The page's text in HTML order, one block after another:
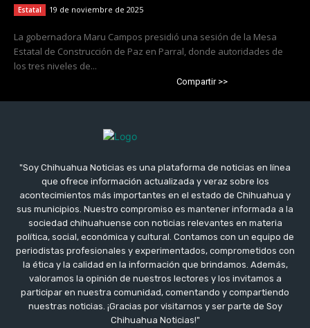
Estatal 19 de noviembre de 2025
La gobernadora Maru Campos presidió una sesión de la Mesa
Estatal de Construcción de Paz en Parral, donde autoridades de
los tres niveles de...
Compartir >>
"Soy Chihuahua Noticias es una plataforma de noticias en línea
que ofrece información actualizada y veraz sobre los
acontecimientos más importantes en el estado de Chihuahua y
sus municipios. Nuestro compromiso es mantener informada a la
sociedad chihuahuense con noticias relevantes en materia
política, social, económica y cultural. Contamos con un equipo de
periodistas profesionales y experimentados, comprometidos con
la ética y la calidad en la información que brindamos. Además,
valoramos la opinión de nuestros lectores y los invitamos a
participar en nuestra comunidad, comentando y compartiendo
nuestras noticias. ¡Gracias por visitarnos y ser parte de Soy
Chihuahua Noticias!"